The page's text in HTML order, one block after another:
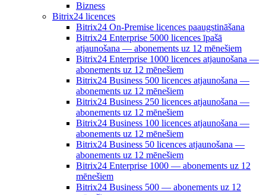
Bizness
Bitrix24 licences
Bitrix24 On-Premise licences paaugstināšana
Bitrix24 Enterprise 5000 licences īpašā
atjaunošana — abonements uz 12 mēnešiem
Bitrix24 Enterprise 1000 licences atjaunošana —
abonements uz 12 mēnešiem
Bitrix24 Business 500 licences atjaunošana —
abonements uz 12 mēnešiem
Bitrix24 Business 250 licences atjaunošana —
abonements uz 12 mēnešiem
Bitrix24 Business 100 licences atjaunošana —
abonements uz 12 mēnešiem
Bitrix24 Business 50 licences atjaunošana —
abonements uz 12 mēnešiem
Bitrix24 Enterprise 1000 — abonements uz 12
mēnešiem
Bitrix24 Business 500 — abonements uz 12